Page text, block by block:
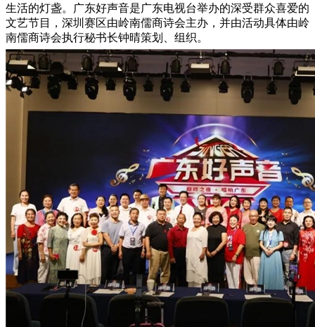
生活的灯盏。广东好声音是广东电视台举办的深受群众喜爱的
文艺节目，深圳赛区由岭南儒商诗会主办，并由活动具体由岭
南儒商诗会执行秘书长钟晴策划、组织。